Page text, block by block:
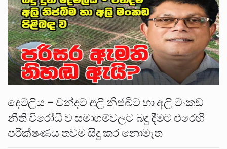
දෙමලිය – වන්දම අලි නිජබිම හා අලි මංකඩ
නීති විරෝධී ව සමාගම්වලට බදු දීමට එරෙහි
පරීක්ෂණය තවම සිදු කර නොමැත